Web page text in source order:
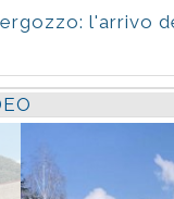
l'arrivo